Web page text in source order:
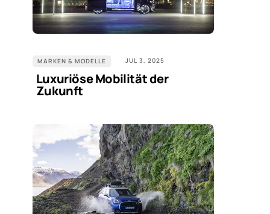
MARKEN & MODELLE JUL 3, 2025
Luxuriöse Mobilität der
Zukunft